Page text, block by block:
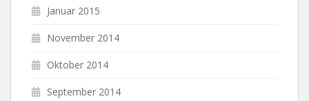
Januar 2015
November 2014
Oktober 2014
September 2014